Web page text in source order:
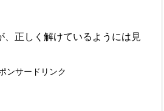
、正しく解けているようには見
ンサードリンク